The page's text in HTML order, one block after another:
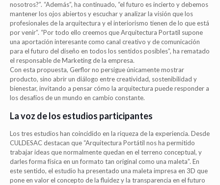
nosotros?”. “Además”, ha continuado, “el futuro es incierto y debemos
mantener los ojos abiertos y escuchar y analizar la visión que los
profesionales de la arquitectura y el interiorismo tienen de lo que está
por venir”. “Por todo ello creemos que Arquitectura Portatil supone
una aportación interesante como canal creativo y de comunicación
para el futuro del diseño en todos los sentidos posibles”, ha rematado
el responsable de Marketing de la empresa.
Con esta propuesta, Gerflor no persigue únicamente mostrar
producto, sino abrir un diálogo entre creatividad, sostenibilidad y
bienestar, invitando a pensar cómo la arquitectura puede responder a
los desafíos de un mundo en cambio constante.
La voz de los estudios participantes
Los tres estudios han coincidido en la riqueza de la experiencia. Desde
CULDESAC destacan que “Arquitectura Portátil nos ha permitido
trabajar ideas que normalmente quedan en el terreno conceptual, y
darles forma física en un formato tan original como una maleta”. En
este sentido, el estudio ha presentado una maleta impresa en 3D que
pone en valor el concepto de la fluidez y la transparencia en el futuro